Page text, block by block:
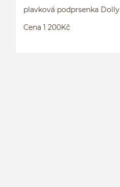
plavková podprsenka Dolly
Cena 1 200Kč